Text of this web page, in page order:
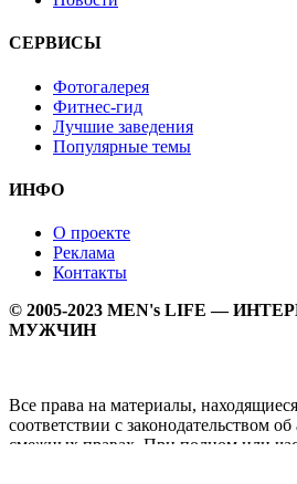
СЕРВИСЫ
Фотогалерея
Фитнес-гид
Лучшие заведения
Популярные темы
ИНФО
О проекте
Реклама
Контакты
© 2005-2023 MEN's LIFE —
МУЖЧИН
Все права на материалы,
соответствии с законодательством
смежных правах. При полном или